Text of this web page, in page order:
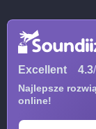
Excellent 4.3
Najlepsze
online!